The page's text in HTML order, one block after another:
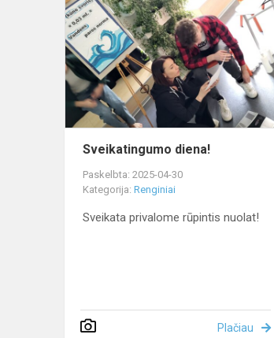
Sveikatingumo diena!
Paskelbta: 2025-04-30
Kategorija: Renginiai
Sveikata privalome rūpintis nuolat!
Plačiau